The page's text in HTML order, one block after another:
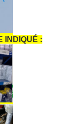
INDIQUÉ :